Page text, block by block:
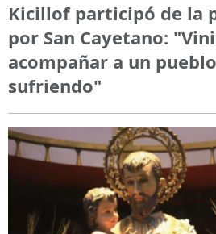
Kicillof participó de la
por San Cayetano:
acompañar a un
sufriendo"